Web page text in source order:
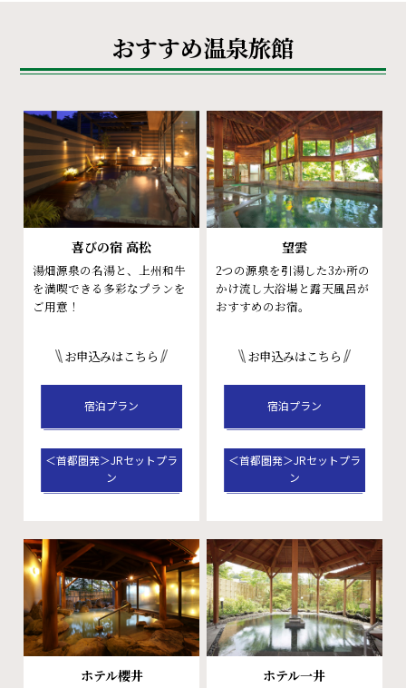
おすすめ温泉旅館
喜びの宿 高松
湯畑源泉の名湯と、上州和牛
を満喫できる多彩なプランを
ご用意！
お申込みはこちら
宿泊プラン
＜首都圏発＞JRセットプラ
ン
望雲
2つの源泉を引湯した3か所の
かけ流し大浴場と露天風呂が
おすすめのお宿。
お申込みはこちら
宿泊プラン
＜首都圏発＞JRセットプラ
ン
ホテル櫻井 ホテル一井